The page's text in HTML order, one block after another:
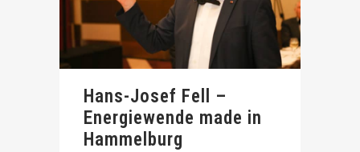
Hans-Josef Fell –
Energiewende made in
Hammelburg